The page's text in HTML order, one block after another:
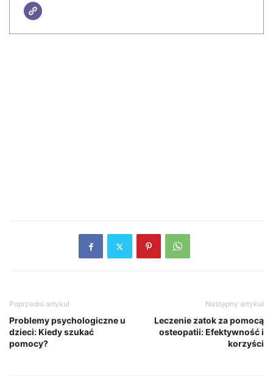
Poprzedni artykuł
Problemy psychologiczne u
dzieci: Kiedy szukać
pomocy?
Następny artykuł
Leczenie zatok za pomocą
osteopatii: Efektywność i
korzyści